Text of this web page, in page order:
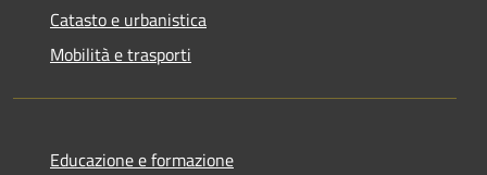
Catasto e urbanistica
Mobilità e trasporti
Educazione e formazione